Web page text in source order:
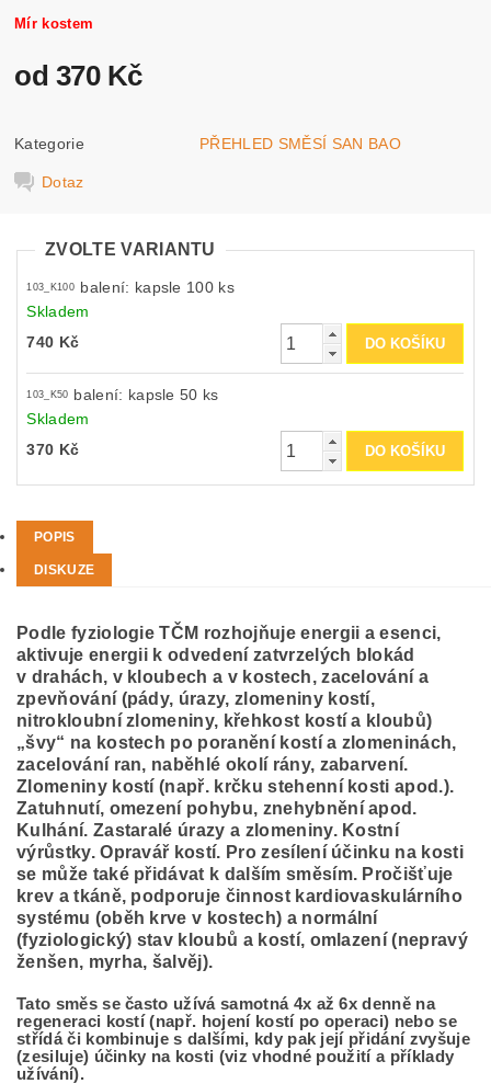
Mír kostem
od 370 Kč
Kategorie PŘEHLED SMĚSÍ SAN BAO
Dotaz
ZVOLTE VARIANTU
103_K100
balení: kapsle 100 ks
Skladem
740 Kč
103_K50 balení: kapsle 50 ks
Skladem
370 Kč
POPIS
DISKUZE
Podle fyziologie TČM rozhojňuje energii a esenci,
aktivuje energii k odvedení zatvrzelých blokád
v drahách, v kloubech a v kostech, zacelování a
zpevňování (pády, úrazy, zlomeniny kostí,
nitrokloubní zlomeniny, křehkost kostí a kloubů)
„švy“ na kostech po poranění kostí a zlomeninách,
zacelování ran, naběhlé okolí rány, zabarvení.
Zlomeniny kostí (např. krčku stehenní kosti apod.).
Zatuhnutí, omezení pohybu, znehybnění apod.
Kulhání. Zastaralé úrazy a zlomeniny. Kostní
výrůstky. Opravář kostí. Pro zesílení účinku na kosti
se může také přidávat k dalším směsím. Pročišťuje
krev a tkáně, podporuje činnost kardiovaskulárního
systému (oběh krve v kostech) a normální
(fyziologický) stav kloubů a kostí, omlazení (nepravý
ženšen, myrha, šalvěj).
Tato směs se často užívá samotná 4x až 6x denně na
regeneraci kostí (např. hojení kostí po operaci) nebo se
střídá či kombinuje s dalšími, kdy pak její přidání zvyšuje
(zesiluje) účinky na kosti (viz vhodné použití a příklady
užívání).